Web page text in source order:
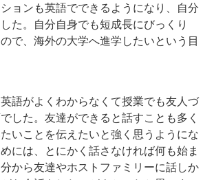
ョンも英語でできるようになり、自分
た。自分自身でも短成長にびっくり
で、海外の大学へ進学したいという目
語がよくわからなくて授業でも友人づ
した。友達ができると話すことも多く
いことを伝えたいと強く思うようにな
には、とにかく話さなければ何も始ま
から友達やホストファミリーに話しか